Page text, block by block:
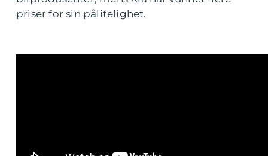
priser for sin pålitelighet.